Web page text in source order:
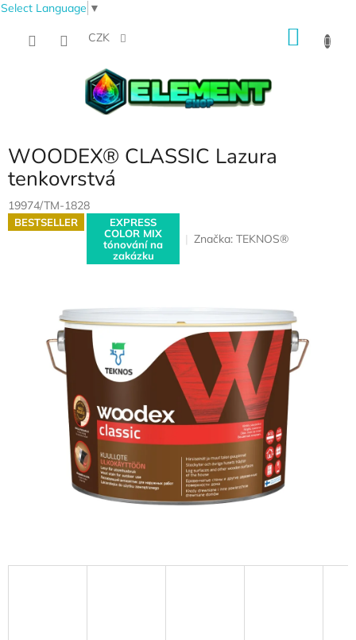
Select Language ▼
CZK
WOODEX® CLASSIC Lazura
tenkovrstvá
19974/TM-1828
BESTSELLER
EXPRESS
COLOR MIX
tónování na
zakázku
Značka: TEKNOS®